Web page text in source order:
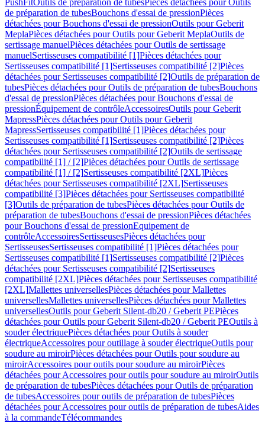
PushFitOutils de préparation de tubesPièces détachées pour Outils
de préparation de tubesBouchons d'essai de pressionPièces
détachées pour Bouchons d'essai de pressionOutils pour Geberit
MeplaPièces détachées pour Outils pour Geberit MeplaOutils de
sertissage manuelPièces détachées pour Outils de sertissage
manuelSertisseuses compatibilité [1]Pièces détachées pour
Sertisseuses compatibilité [1]Sertisseuses compatibilité [2]Pièces
détachées pour Sertisseuses compatibilité [2]Outils de préparation de
tubesPièces détachées pour Outils de préparation de tubesBouchons
d'essai de pressionPièces détachées pour Bouchons d'essai de
pressionÉquipement de contrôleAccessoiresOutils pour Geberit
MapressPièces détachées pour Outils pour Geberit
MapressSertisseuses compatibilité [1]Pièces détachées pour
Sertisseuses compatibilité [1]Sertisseuses compatibilité [2]Pièces
détachées pour Sertisseuses compatibilité [2]Outils de sertissage
compatibilité [1] / [2]Pièces détachées pour Outils de sertissage
compatibilité [1] / [2]Sertisseuses compatibilité [2XL]Pièces
détachées pour Sertisseuses compatibilité [2XL]Sertisseuses
compatibilité [3]Pièces détachées pour Sertisseuses compatibilité
[3]Outils de préparation de tubesPièces détachées pour Outils de
préparation de tubesBouchons d'essai de pressionPièces détachées
pour Bouchons d'essai de pressionEquipement de
contrôleAccessoiresSertisseusesPièces détachées pour
SertisseusesSertisseuses compatibilité [1]Pièces détachées pour
Sertisseuses compatibilité [1]Sertisseuses compatibilité [2]Pièces
détachées pour Sertisseuses compatibilité [2]Sertisseuses
compatibilité [2XL]Pièces détachées pour Sertisseuses compatibilité
[2XL]Mallettes universellesPièces détachées pour Mallettes
universellesMallettes universellesPièces détachées pour Mallettes
universellesOutils pour Geberit Silent-db20 / Geberit PEPièces
détachées pour Outils pour Geberit Silent-db20 / Geberit PEOutils à
souder électriquePièces détachées pour Outils à souder
électriqueAccessoires pour outillage à souder électriqueOutils pour
soudure au miroirPièces détachées pour Outils pour soudure au
miroirAccessoires pour outils pour soudure au miroirPièces
détachées pour Accessoires pour outils pour soudure au miroirOutils
de préparation de tubesPièces détachées pour Outils de préparation
de tubesAccessoires pour outils de préparation de tubesPièces
détachées pour Accessoires pour outils de préparation de tubesAides
à la commandeTélécommandes